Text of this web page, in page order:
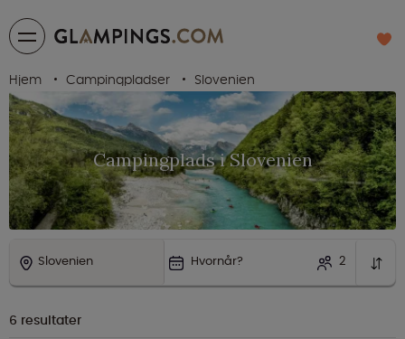
Hjem Campingpladser Slovenien
Campingplads i Slovenien
Slovenien Hvornår? 2
6 resultater